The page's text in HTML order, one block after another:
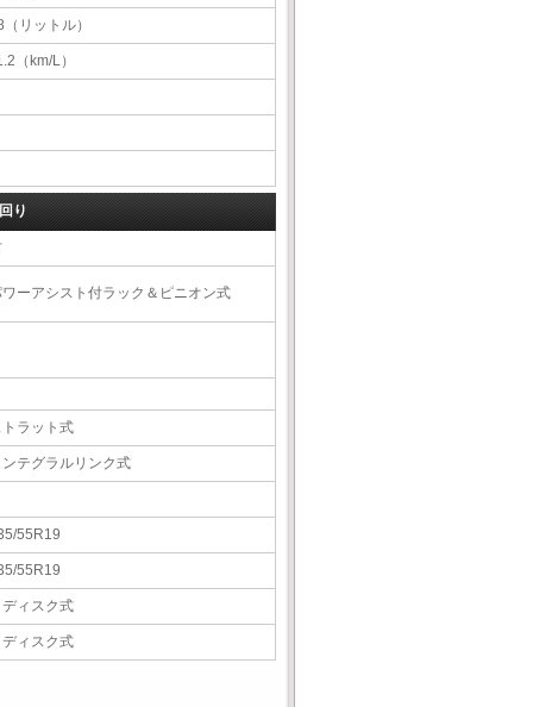
（リットル）
（km/L）
り
ーアシスト付ラック＆ピニオン式
ラット式
テグラルリンク式
55R19
55R19
ィスク式
ィスク式